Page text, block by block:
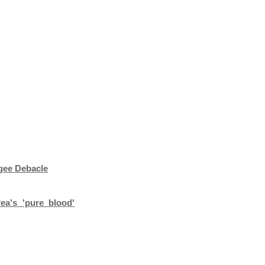
Debacle
'pure blood'